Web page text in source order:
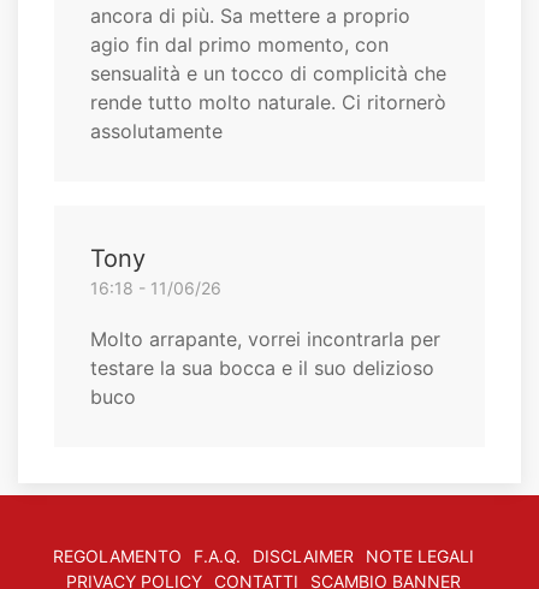
ancora di più. Sa mettere a proprio
agio fin dal primo momento, con
sensualità e un tocco di complicità che
rende tutto molto naturale. Ci ritornerò
assolutamente
Tony
16:18 - 11/06/26
Molto arrapante, vorrei incontrarla per
testare la sua bocca e il suo delizioso
buco
REGOLAMENTO F.A.Q. DISCLAIMER
NOTE LEGALI
PRIVACY POLICY CONTATTI SCAMBIO BANNER